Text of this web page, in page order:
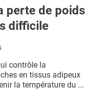
perte de poids
difficile
contrôle la
en tissus adipeux
la température du ...